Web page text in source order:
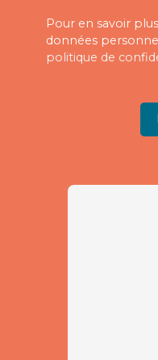
Pour en savoir
données
politique de